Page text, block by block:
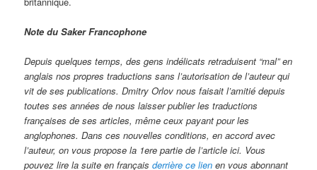
Note du Saker Francophone
Depuis quelques temps, des gens indélicats retraduisent “mal” en
anglais nos propres traductions sans l’autorisation de l’auteur qui
vit de ses publications. Dmitry Orlov nous faisait l’amitié depuis
toutes ses années de nous laisser publier les traductions
françaises de ses articles, même ceux payant pour les
anglophones. Dans ces nouvelles conditions, en accord avec
l’auteur, on vous propose la 1ere partie de l’article ici. Vous
pouvez lire la suite en françaisderrière ce lien en vous abonnant